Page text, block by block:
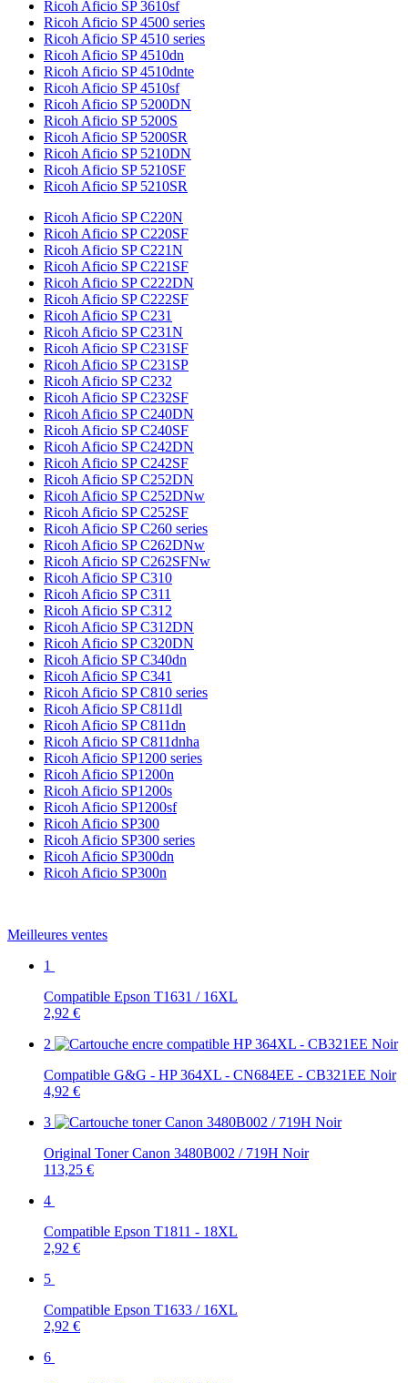
Ricoh Aficio SP 3610sf
Ricoh Aficio SP 4500 series
Ricoh Aficio SP 4510 series
Ricoh Aficio SP 4510dn
Ricoh Aficio SP 4510dnte
Ricoh Aficio SP 4510sf
Ricoh Aficio SP 5200DN
Ricoh Aficio SP 5200S
Ricoh Aficio SP 5200SR
Ricoh Aficio SP 5210DN
Ricoh Aficio SP 5210SF
Ricoh Aficio SP 5210SR
Ricoh Aficio SP C220N
Ricoh Aficio SP C220SF
Ricoh Aficio SP C221N
Ricoh Aficio SP C221SF
Ricoh Aficio SP C222DN
Ricoh Aficio SP C222SF
Ricoh Aficio SP C231
Ricoh Aficio SP C231N
Ricoh Aficio SP C231SF
Ricoh Aficio SP C231SP
Ricoh Aficio SP C232
Ricoh Aficio SP C232SF
Ricoh Aficio SP C240DN
Ricoh Aficio SP C240SF
Ricoh Aficio SP C242DN
Ricoh Aficio SP C242SF
Ricoh Aficio SP C252DN
Ricoh Aficio SP C252DNw
Ricoh Aficio SP C252SF
Ricoh Aficio SP C260 series
Ricoh Aficio SP C262DNw
Ricoh Aficio SP C262SFNw
Ricoh Aficio SP C310
Ricoh Aficio SP C311
Ricoh Aficio SP C312
Ricoh Aficio SP C312DN
Ricoh Aficio SP C320DN
Ricoh Aficio SP C340dn
Ricoh Aficio SP C341
Ricoh Aficio SP C810 series
Ricoh Aficio SP C811dl
Ricoh Aficio SP C811dn
Ricoh Aficio SP C811dnha
Ricoh Aficio SP1200 series
Ricoh Aficio SP1200n
Ricoh Aficio SP1200s
Ricoh Aficio SP1200sf
Ricoh Aficio SP300
Ricoh Aficio SP300 series
Ricoh Aficio SP300dn
Ricoh Aficio SP300n
Meilleures ventes
1
Compatible Epson T1631 / 16XL
2,92 €
2
Compatible G&G - HP 364XL - CN684EE - CB321EE Noir
4,92 €
3
Original Toner Canon 3480B002 / 719H Noir
113,25 €
4
Compatible Epson T1811 - 18XL
2,92 €
5
Compatible Epson T1633 / 16XL
2,92 €
6